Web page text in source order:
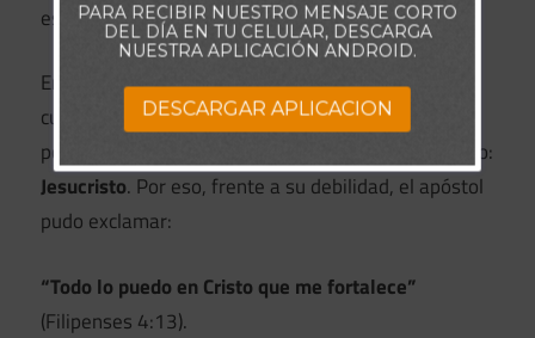
especificada (2 Corintios 12:7).
En sus propias fuerzas, Pablo era tan débil como
cualquier hombre. Sin embargo, tenía acceso al
poder más asombroso que el mundo había conocido:
Jesucristo. Por eso, frente a su debilidad, el apóstol
pudo exclamar:
“Todo lo puedo en Cristo que me fortalece”
(Filipenses 4:13).
PARA RECIBIR NUESTRO MENSAJE CORTO
DEL DÍA EN TU CELULAR, DESCARGA
NUESTRA APLICACIÓN ANDROID.
DESCARGAR APLICACION